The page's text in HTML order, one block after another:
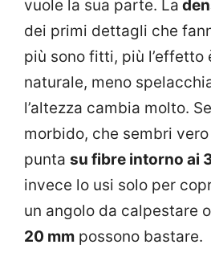
vuole la sua parte. La
dei primi dettagli che
più sono fitti, più l’effetto
naturale, meno
l’altezza cambia molto.
morbido, che sembri
punta su fibre intorno ai
invece lo usi solo per
un angolo da calpestare
20 mm possono bastare.